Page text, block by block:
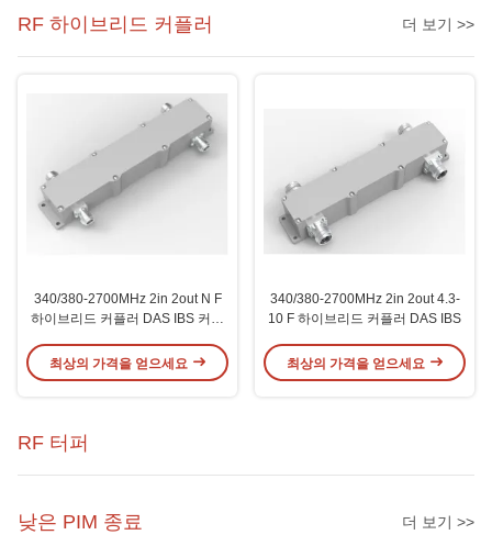
RF 하이브리드 커플러 더 보기 >>
340/380-2700MHz 2in 2out N F
하이브리드 커플러 DAS IBS 커넥
최상의 가격을 얻으세요
340/380-2700MHz 2in 2out 4.3-
10 F 하이브리드 커플러 DAS IBS
최상의 가격을 얻으세요
RF 터퍼
낮은 PIM 종료 더 보기 >>